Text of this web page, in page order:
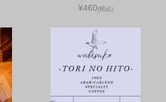
¥460(税込)